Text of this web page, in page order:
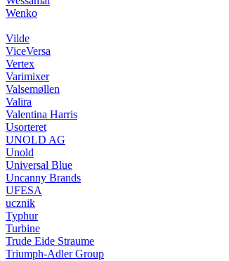
Wenko
Vilde
ViceVersa
Vertex
Varimixer
Valsemøllen
Valira
Valentina Harris
Usorteret
UNOLD AG
Unold
Universal Blue
Uncanny Brands
UFESA
ucznik
Typhur
Turbine
Trude Eide Straume
Triumph-Adler Group